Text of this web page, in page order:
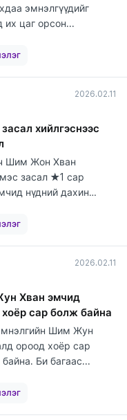
эмнэлгүүдийг
их цаг орсон...
2026.02.11
хийлгэснээс
Шим Жон Хван
засал ★1 сар
нүдний дахин
2026.02.11
Хван эмчид
сар болж байна
Шим Жун
ороод хоёр сар
Би багаас...